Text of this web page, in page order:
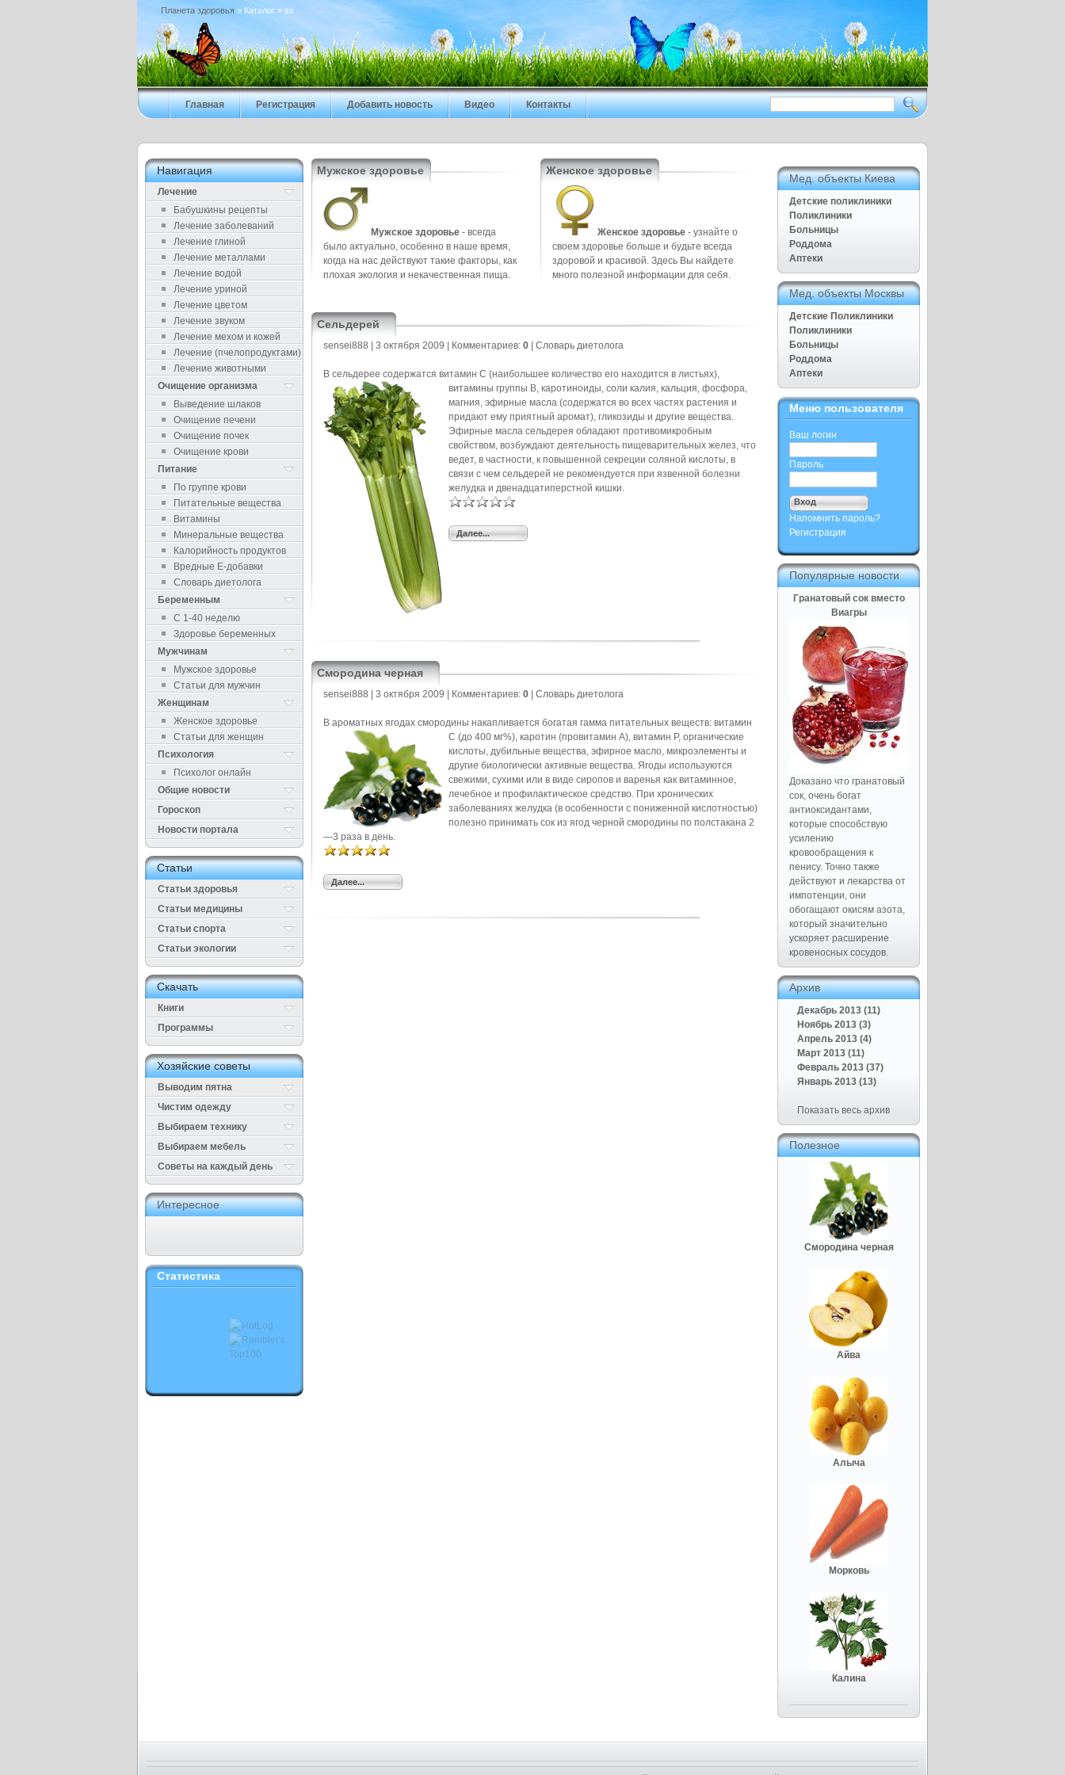
Планета здоровья » Каталог » ss
Здоровый образ жизни приежде
Нет ничего дороже чем наше
здоровье
Полезные советы для дома и
семьи, Рецепты народной
медицины
Главная Регистрация Добавить новость Видео Контакты
Навигация
Лечение
Бабушкины рецепты
Лечение заболеваний
Лечение глиной
Лечение металлами
Лечение водой
Лечение уриной
Лечение цветом
Лечение звуком
Лечение мехом и кожей
Лечение (пчелопродуктами)
Лечение животными
Очищение организма
Выведение шлаков
Очищение печени
Очищение почек
Очищение крови
Питание
По группе крови
Питательные вещества
Витамины
Минеральные вещества
Калорийность продуктов
Вредные Е-добавки
Словарь диетолога
Беременным
С 1-40 неделю
Здоровье беременных
Мужчинам
Мужское здоровье
Статьи для мужчин
Женщинам
Женское здоровье
Статьи для женщин
Психология
Психолог онлайн
Общие новости
Гороскоп
Новости портала
Cтатьи
Статьи здоровья
Cтатьи медицины
Статьи спорта
Статьи экологии
Cкачать
Книги
Программы
Хозяйские советы
Выводим пятна
Чистим одежду
Выбираем технику
Выбираем мебель
Cоветы на каждый день
Интересное
Статистика
Мед. объекты Киева
Детские поликлиники
Поликлиники
Больницы
Роддома
Аптеки
Мед. объекты Москвы
Детские Поликлиники
Поликлиники
Больницы
Роддома
Аптеки
Меню пользователя
Ваш логин
Пароль
Напомнить пароль?
Регистрация
Популярные новости
Гранатовый сок вместо
Виагры
Доказано что гранатовый
сок, очень богат
антиоксидантами,
которые способствую
усилению
кровообращения к
пенису. Точно также
действуют и лекарства от
импотенции, они
обогащают окисям азота,
который значительно
ускоряет расширение
кровеносных сосудов.
Архив
Декабрь 2013 (11)
Ноябрь 2013 (3)
Апрель 2013 (4)
Март 2013 (11)
Февраль 2013 (37)
Январь 2013 (13)
Показать весь архив
Полезное
Смородина черная
Айва
Алыча
Морковь
Калина
Мужское здоровье
Мужское здоровье - всегда
было актуально, особенно в наше время,
когда на нас действуют такие факторы, как
плохая экология и некачественная пища.
Женское здоровье
Женское здоровье- узнайте о
своем здоровье больше и будьте всегда
здоровой и красивой. Здесь Вы найдете
много полезной информации для себя.
Сельдерей
sensei888 | 3 октября 2009 | Комментариев: 0 Cловарь диетолога
В сельдерее содержатся ви­тамин С (наибольшее количество его находится в листьях),
витамины группы В, каротиноиды, соли калия, кальция, фосфора,
магния, эфирные масла (содержатся во всех частях растения и
придают ему приятный аромат), гликозиды и другие вещества.
Эфирные масла сельдерея обладают противомикробным
свойством, возбуждают деятель­ность пищеварительных желез, что
ведет, в част­ности, к повышенной секреции соляной кислоты, в
связи с чем сельдерей не рекомендуется при язвенной болезни
желудка и двенадцатиперст­ной кишки.
Далее...
Смородина черная
sensei888 | 3 октября 2009 | Комментариев: 0 Cловарь диетолога
В ароматных яго­дах смородины накапливается богатая гамма питательных веществ: витамин
С (до 400 мг%), каротин (провитамин А), витамин Р, органичес­кие
кислоты, дубильные вещества, эфирное мас­ло, микроэлементы и
другие биологически актив­ные вещества. Ягоды используются
свежими, сухими или в виде сиропов и варенья как ви­таминное,
лечебное и профилактическое средст­во. При хронических
заболеваниях желудка (в особенности с пониженной кислотностью)
по­лезно принимать сок из ягод черной смородины по полстакана 2
—3 раза в день.
Далее...